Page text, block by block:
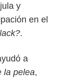
y
en el
.
a
la pelea,